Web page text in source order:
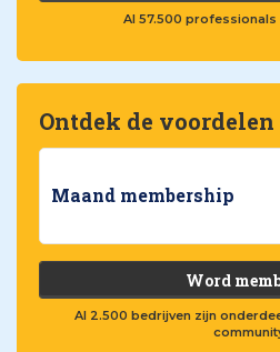
Al 57.500 professionals
Ontdek de
Maand membership
Word
Al 2.500 bedrijven zijn